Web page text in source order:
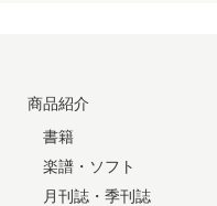
商品紹介
書籍
楽譜・ソフト
月刊誌・季刊誌